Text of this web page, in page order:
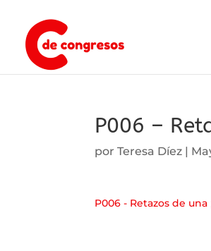
P006 –
porTeresa Díez |
P006 - Retazos de